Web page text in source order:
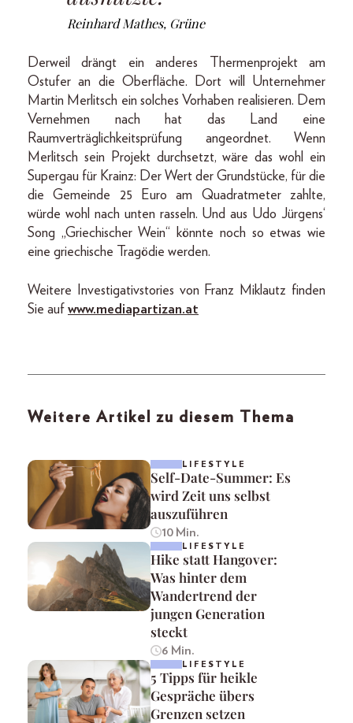
Reinhard Mathes, Grüne
Derweil drängt ein anderes Thermenprojekt am
Ostufer an die Oberfläche. Dort will Unternehmer
Martin Merlitsch ein solches Vorhaben realisieren. Dem
Vernehmen nach hat das Land eine
Raumverträglichkeitsprüfung angeordnet. Wenn
Merlitsch sein Projekt durchsetzt, wäre das wohl ein
Supergau für Krainz: Der Wert der Grundstücke, für die
die Gemeinde 25 Euro am Quadratmeter zahlte,
würde wohl nach unten rasseln. Und aus Udo Jürgens‘
Song „Griechischer Wein“ könnte noch so etwas wie
eine griechische Tragödie werden.
Weitere Investigativstories von Franz Miklautz finden
Sie auf www.mediapartizan.at
Weitere Artikel zu diesem Thema
LIFESTYLE
Self-Date-Summer: Es
wird Zeit uns selbst
auszuführen
10 Min.
LIFESTYLE
Hike statt Hangover:
Was hinter dem
Wandertrend der
jungen Generation
steckt
6 Min.
LIFESTYLE
5 Tipps für heikle
Gespräche übers
Grenzen setzen